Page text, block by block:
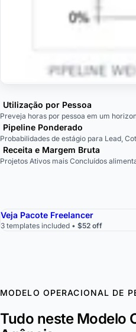
Utilização por Pessoa
Preveja horas por pessoa em um
Pipeline Ponderado
Probabilidades de estágio para Lead,
Receita e Margem Bruta
Projetos Ativos mais Concluídos
Veja Pacote Freelancer
3 templates included • $52 off
MODELO OPERACIONAL DE
Tudo neste Modelo